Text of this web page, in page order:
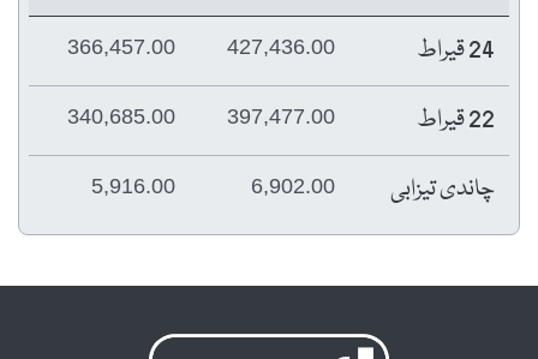
24 قیراط
427,436.00
366,457.00
22 قیراط 397,477.00
340,685.00
چاندی تیزابی 6,902.00
5,916.00